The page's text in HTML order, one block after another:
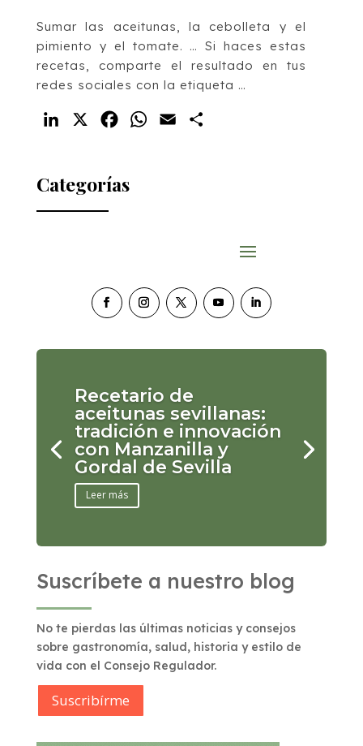
Sumar las aceitunas, la cebolleta y el
pimiento y el tomate. … Si haces estas
recetas, comparte el resultado en tus
redes sociales con la etiqueta …
LinkedIn FacebookWhatsApp
Email
Categorías
Recetario de
aceitunas sevillanas:
tradición e innovación
con Manzanilla y
Gordal de Sevilla
Leer más
Suscríbete a nuestro blog
No te pierdas las últimas noticias y consejos
sobre gastronomía, salud, historia y estilo de
vida con el Consejo Regulador.
Suscribírme